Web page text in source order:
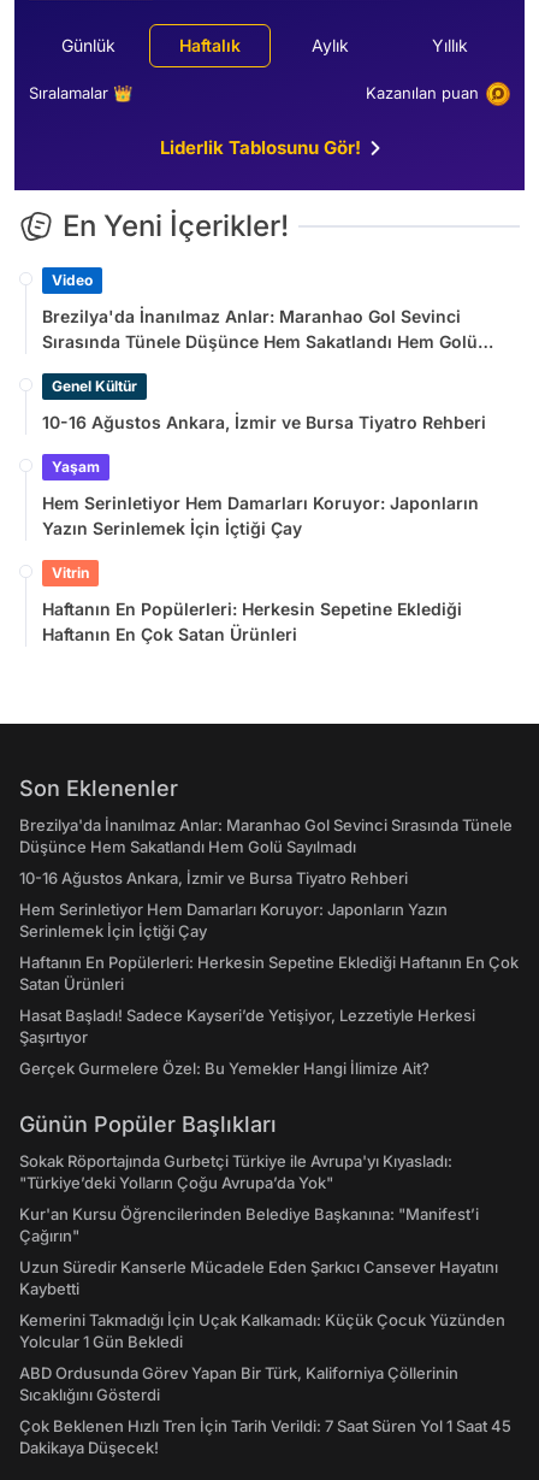
Günlük Haftalık Aylık Yıllık
Sıralamalar 👑 Kazanılan puan
Liderlik Tablosunu Gör!
En Yeni İçerikler!
Video
Brezilya'da İnanılmaz Anlar: Maranhao Gol Sevinci
Sırasında Tünele Düşünce Hem Sakatlandı Hem Golü
Genel Kültür
10-16 Ağustos Ankara, İzmir ve Bursa Tiyatro Rehberi
Yaşam
Hem Serinletiyor Hem Damarları Koruyor: Japonların
Yazın Serinlemek İçin İçtiği Çay
Vitrin
Haftanın En Popülerleri: Herkesin Sepetine Eklediği
Haftanın En Çok Satan Ürünleri
Son Eklenenler
Brezilya'da İnanılmaz Anlar: Maranhao Gol Sevinci Sırasında Tünele
Düşünce Hem Sakatlandı Hem Golü Sayılmadı
10-16 Ağustos Ankara, İzmir ve Bursa Tiyatro Rehberi
Hem Serinletiyor Hem Damarları Koruyor: Japonların Yazın
Serinlemek İçin İçtiği Çay
Haftanın En Popülerleri: Herkesin Sepetine Eklediği Haftanın En Çok
Satan Ürünleri
Hasat Başladı! Sadece Kayseri’de Yetişiyor, Lezzetiyle Herkesi
Şaşırtıyor
Gerçek Gurmelere Özel: Bu Yemekler Hangi İlimize Ait?
Günün Popüler Başlıkları
Sokak Röportajında Gurbetçi Türkiye ile Avrupa'yı Kıyasladı:
"Türkiye’deki Yolların Çoğu Avrupa’da Yok"
Kur'an Kursu Öğrencilerinden Belediye Başkanına: "Manifest’i
Çağırın"
Uzun Süredir Kanserle Mücadele Eden Şarkıcı Cansever Hayatını
Kaybetti
Kemerini Takmadığı İçin Uçak Kalkamadı: Küçük Çocuk Yüzünden
Yolcular 1 Gün Bekledi
ABD Ordusunda Görev Yapan Bir Türk, Kaliforniya Çöllerinin
Sıcaklığını Gösterdi
Çok Beklenen Hızlı Tren İçin Tarih Verildi: 7 Saat Süren Yol 1 Saat 45
Dakikaya Düşecek!